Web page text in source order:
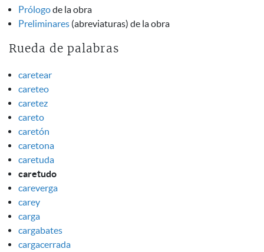
Prólogode la obra
Preliminares (abreviaturas) de la obra
Rueda de palabras
caretear
careteo
caretez
careto
caretón
caretona
caretuda
caretudo
careverga
carey
carga
cargabates
cargacerrada